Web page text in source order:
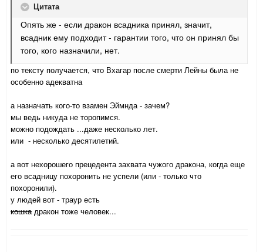
Цитата
Опять же - если дракон всадника принял, значит,
всадник ему подходит - гарантии того, что он принял бы
того, кого назначили, нет.
по тексту получается, что Вхагар после смерти Лейны была не
особенно адекватна
а назначать кого-то взамен Эймнда - зачем?
мы ведь никуда не торопимся.
можно подождать ...даже несколько лет.
или - несколько десятилетий.
а вот нехорошего прецедента захвата чужого дракона, когда еще
его всадницу похоронить не успели (или - только что
похоронили).
у людей вот - траур есть
кошкадракон тоже человек...